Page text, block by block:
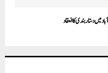
میں دستاربندی کا انعقاد